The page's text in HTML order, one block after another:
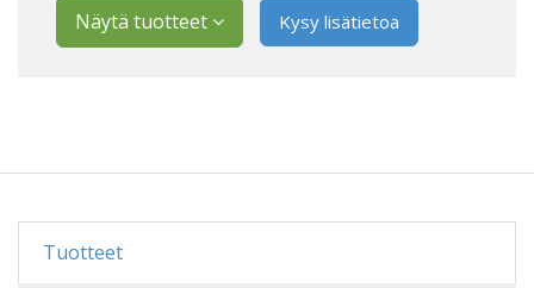
Näytä tuotteet Kysy lisätietoa
Tuotteet